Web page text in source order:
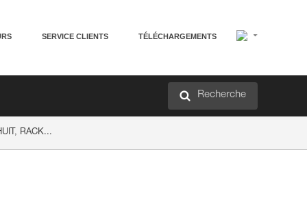
SERVICE CLIENTS TÉLÉCHARGEMENTS
Recherche
RACK...